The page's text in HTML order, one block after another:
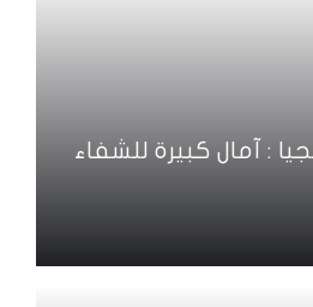
: آمال كبيرة للشفاء